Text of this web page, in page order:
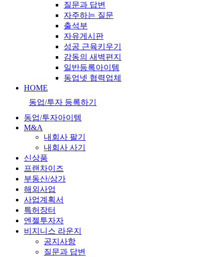
질문과 답변
자주하는 질문
출석부
자유게시판
성공 근육키우기
감동의 새벽편지
일반등록아이템
동업넷 협력업체
HOME
동업/투자 등록하기
동업/투자아이템
M&A
내회사 팔기
내회사 사기
신상품
프랜차이즈
부동산/상가
해외사업
사업계획서
특허장터
엔젤투자자
비지니스 라운지
공지사항
질문과 답변